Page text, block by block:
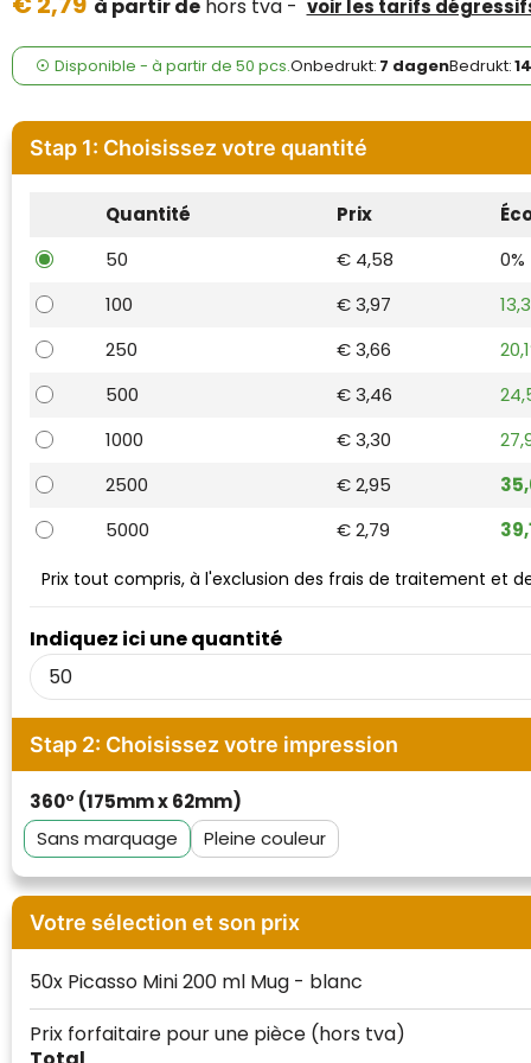
Fresh 'n Rebel
GolfOriginals
James Harvest
Kingcap
MyKit
Ocean Bottle
Parker
à partir dehors tva - voir les tarifs
Disponible - à partir de 50 pcs.Onbedrukt: 7 dagenBedrukt:
Stap 1: Choisissez votre quantité
Quantité Prix
50
€ 4,58
0%
100
€ 3,97
250
€ 3,66
500
€ 3,46
1000
€ 3,30
2500
€ 2,95
5000
€ 2,79
Indiquez ici une quantité
Prix tout compris, à l'exclusion des frais de traitement et
Stap 2: Choisissez votre impression
360° (175mm x 62mm)
Sans marquage
Pleine couleur
Votre sélection et son prix
50x Picasso Mini 200 ml Mug - blanc
Prix forfaitaire pour une pièce (hors tva)